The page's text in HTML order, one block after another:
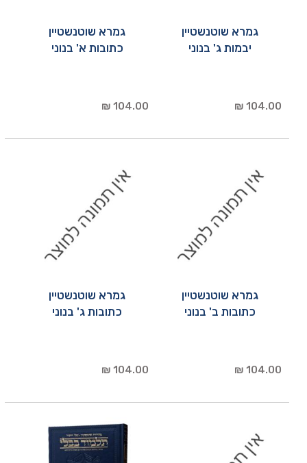
גמרא שוטנשטיין
יבמות ג' בנוני
104.00 ₪
גמרא שוטנשטיין
כתובות א' בנוני
104.00 ₪
גמרא שוטנשטיין
כתובות ב' בנוני
104.00 ₪
גמרא שוטנשטיין
כתובות ג' בנוני
104.00 ₪